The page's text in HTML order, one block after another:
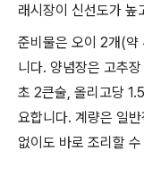
래시장이 신선도가 높
준비물은 오이 2개(
니다. 양념장은 고추
초 2큰술, 올리고당
요합니다. 계량은 일
없이도 바로 조리할